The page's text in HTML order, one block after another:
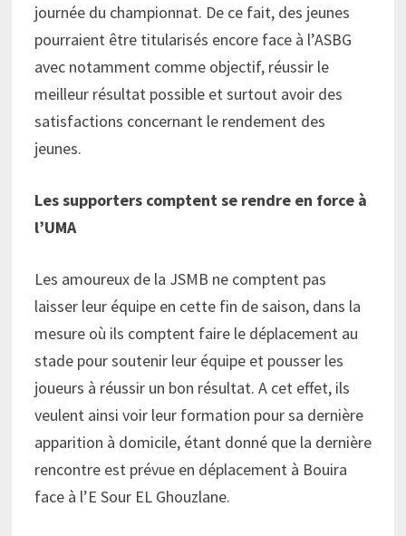
journée du championnat. De ce fait, des jeunes
pourraient être titularisés encore face à l’ASBG
avec notamment comme objectif, réussir le
meilleur résultat possible et surtout avoir des
satisfactions concernant le rendement des
jeunes.
Les supporters comptent se rendre en force à
l’UMA
Les amoureux de la JSMB ne comptent pas
laisser leur équipe en cette fin de saison, dans la
mesure où ils comptent faire le déplacement au
stade pour soutenir leur équipe et pousser les
joueurs à réussir un bon résultat. A cet effet, ils
veulent ainsi voir leur formation pour sa dernière
apparition à domicile, étant donné que la dernière
rencontre est prévue en déplacement à Bouira
face à l’E Sour EL Ghouzlane.